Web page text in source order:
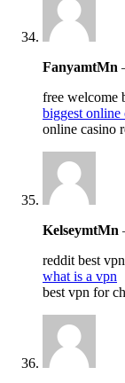
FanyamtMn
free welcome
biggest online
online casino
KelseymtMn
reddit best vpn
what is a vpn
best vpn for